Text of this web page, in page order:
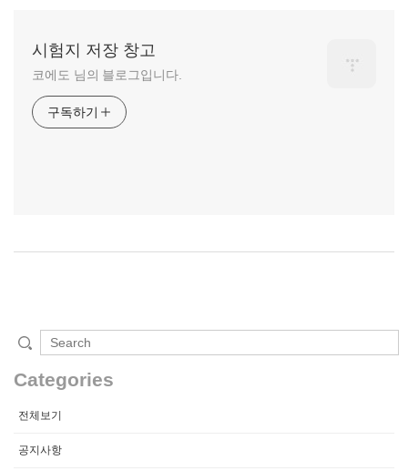
시험지 저장 창고
코에도 님의 블로그입니다.
구독하기
Categories
전체보기
공지사항